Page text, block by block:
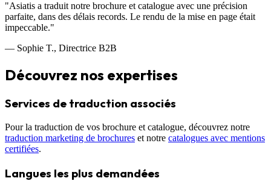
"Asiatis a traduit notre brochure et catalogue avec une précision
parfaite, dans des délais records. Le rendu de la mise en page était
impeccable."
— Sophie T., Directrice B2B
Découvrez nos expertises
Services de traduction associés
Pour la traduction de vos brochure et catalogue, découvrez notre
traduction marketing de brochures et notre catalogues avec mentions
certifiées.
Langues les plus demandées